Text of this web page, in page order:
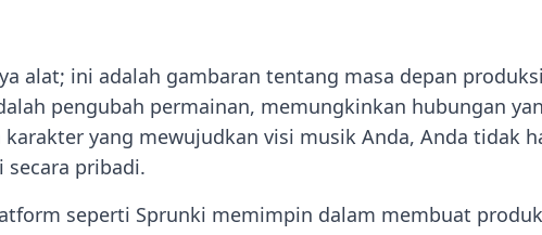
alat; ini adalah gambaran tentang masa depan
pengubah permainan, memungkinkan hubungan
yang mewujudkan visi musik Anda, Anda tidak
secara pribadi.
seperti Sprunki memimpin dalam membuat